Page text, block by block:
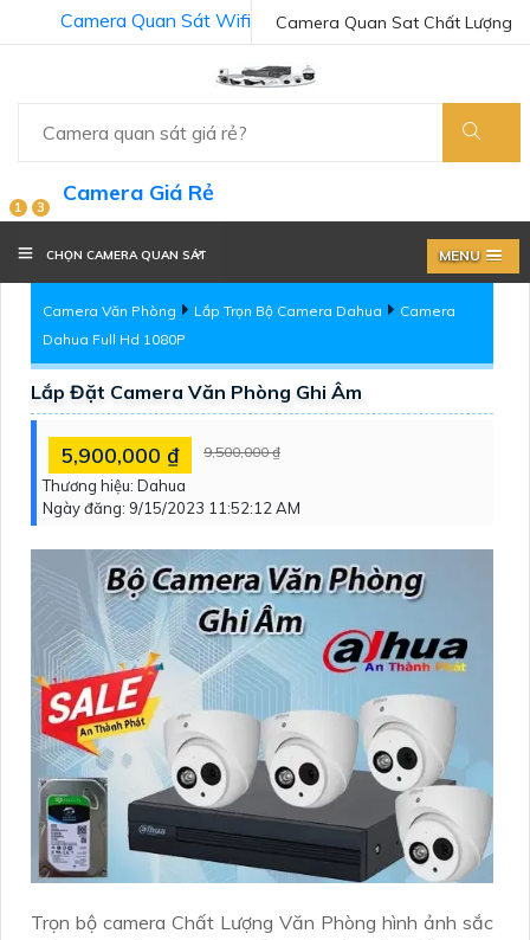
Camera Quan Sat Chất Lượng
Camera Quan Sát Wifi
1 3
Camera Giá Rẻ
CHỌN CAMERA QUAN SÁT MENU
Camera Văn Phòng Lắp Trọn Bộ Camera Dahua
Camera
Dahua Full Hd 1080P
Lắp Đặt Camera Văn Phòng Ghi Âm
5,900,000 ₫ 9,500,000 ₫
Thương hiệu: Dahua
Ngày đăng: 9/15/2023 11:52:12 AM
Trọn bộ camera Chất Lượng Văn Phòng hình ảnh sắc